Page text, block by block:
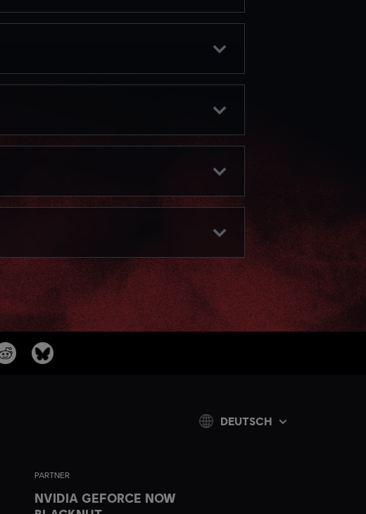
PARTNER
NVIDIA GEFORCE NOW
DEUTSCH